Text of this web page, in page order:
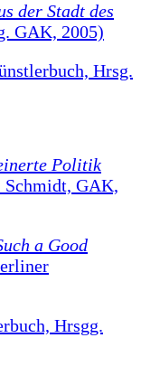
der Stadt des
GAK, 2005)
Hrsg.
Politik
Schmidt, GAK,
a Good
Hrsgg.